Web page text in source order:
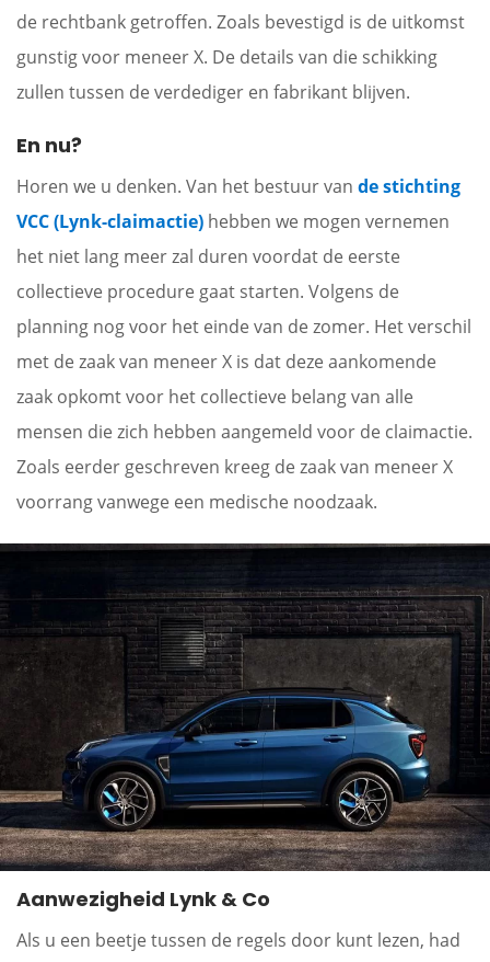
de rechtbank getroffen. Zoals bevestigd is de uitkomst
gunstig voor meneer X. De details van die schikking
zullen tussen de verdediger en fabrikant blijven.
En nu?
Horen we u denken. Van het bestuur van de stichting
VCC (Lynk-claimactie) hebben we mogen vernemen
het niet lang meer zal duren voordat de eerste
collectieve procedure gaat starten. Volgens de
planning nog voor het einde van de zomer. Het verschil
met de zaak van meneer X is dat deze aankomende
zaak opkomt voor het collectieve belang van alle
mensen die zich hebben aangemeld voor de claimactie.
Zoals eerder geschreven kreeg de zaak van meneer X
voorrang vanwege een medische noodzaak.
Aanwezigheid Lynk & Co
Als u een beetje tussen de regels door kunt lezen, had